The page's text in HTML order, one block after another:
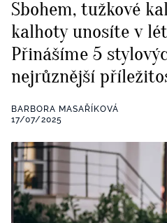
Všechny kategorie
Rozhovory
RETROHUBKY
PSYCHOLOGIE
Seberozvoj
ZDRAVÍ
Životní styl
ZÁBAVA
Všechny kategorie
Testy a kvízy
BYDLENÍ
Všechny kategorie
Sbohem, tužkové
kalhoty unosíte v
Přinášíme 5
nejrůznější
BARBORA MASAŘÍKOVÁ
17/07/2025